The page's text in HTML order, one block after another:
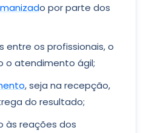
o por parte dos
entre os profissionais, o
o atendimento ágil;
, seja na recepção,
do resultado;
às reações dos